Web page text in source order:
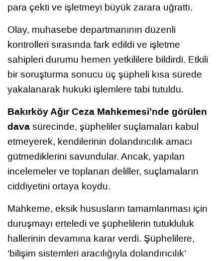
para çekti ve işletmeyi büyük zarara uğrattı.
Olay, muhasebe departmanının düzenli
kontrolleri sırasında fark edildi ve işletme
sahipleri durumu hemen yetkililere bildirdi. Etkili
bir soruşturma sonucu üç şüpheli kısa sürede
yakalanarak hukuki işlemlere tabi tutuldu.
Bakırköy Ağır Ceza Mahkemesi’nde görülen
dava sürecinde, şüpheliler suçlamaları kabul
etmeyerek, kendilerinin dolandırıcılık amacı
gütmediklerini savundular. Ancak, yapılan
incelemeler ve toplanan deliller, suçlamaların
ciddiyetini ortaya koydu.
Mahkeme, eksik hususların tamamlanması için
duruşmayı erteledi ve şüphelilerin tutukluluk
hallerinin devamına karar verdi. Şüphelilere,
‘bilişim sistemleri aracılığıyla dolandırıcılık’